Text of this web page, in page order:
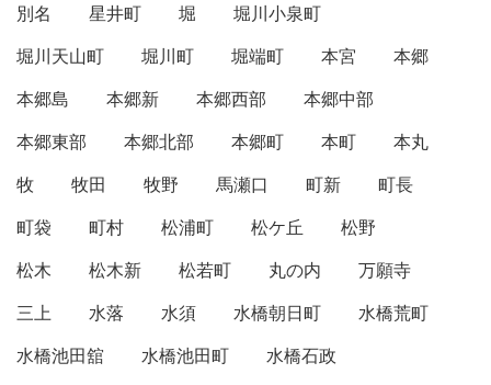
別名
星井町 堀
堀川小泉町
堀川天山町
堀川町 堀端町 本宮
本郷
本郷島
本郷新 本郷西部
本郷中部
本郷東部
本郷北部 本郷町 本町
本丸
牧
牧田 牧野 馬瀬口 町新
町長
町袋
町村 松浦町 松ケ丘
松野
松木
松木新 松若町 丸の内
万願寺
三上
水落 水須 水橋朝日町
水橋荒町
水橋池田舘
水橋池田町
水橋石政